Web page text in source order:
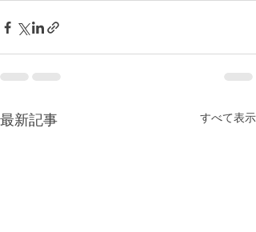
最新記事 すべて表示